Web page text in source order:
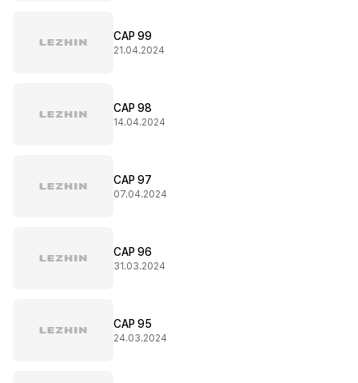
CAP 99
21.04.2024
CAP 98
14.04.2024
CAP 97
07.04.2024
CAP 96
31.03.2024
CAP 95
24.03.2024